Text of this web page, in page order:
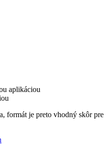
aplikáciou
formát je preto vhodný skôr pre